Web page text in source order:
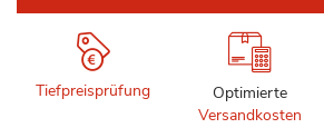
Tiefpreisprüfung
Optimierte
Versandkosten